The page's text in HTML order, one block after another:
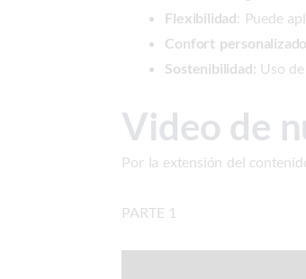
Flexibilidad: Puede
Confort personalizado
Sostenibilidad: Uso
Video de
Por la extensión del
PARTE 1